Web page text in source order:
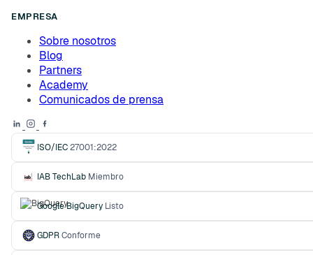
EMPRESA
Sobre nosotros
Blog
Partners
Academy
Comunicados de prensa
ISO/IEC27001:2022
IAB TechLab Miembro
Google BigQuery Listo
GDPRConforme